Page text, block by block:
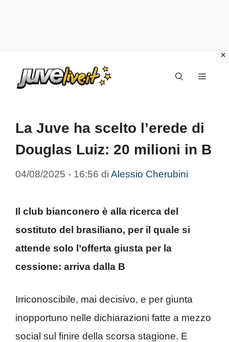
Menu
La Juve ha scelto l’erede di
Douglas Luiz: 20 milioni in B
04/08/2025 - 16:56 di Alessio Cherubini
Il club bianconero è alla ricerca del
sostituto del brasiliano, per il quale si
attende solo l’offerta giusta per la
cessione: arriva dalla B
Irriconoscibile, mai decisivo, e per giunta
inopportuno nelle dichiarazioni fatte a mezzo
social sul finire della scorsa stagione. E